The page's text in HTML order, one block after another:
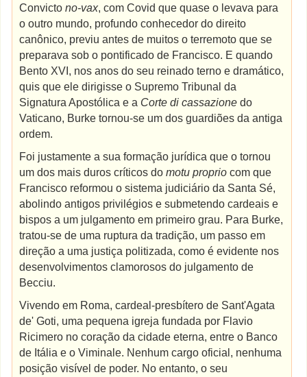
Convictono-vax, com Covid que quase o levava para
o outro mundo, profundo conhecedor do direito
canônico, previu antes de muitos o terremoto que se
preparava sob o pontificado de Francisco. E quando
Bento XVI, nos anos do seu reinado terno e dramático,
quis que ele dirigisse o Supremo Tribunal da
Signatura Apostólica e a Corte di cassazionedo
Vaticano, Burke tornou-se um dos guardiões da antiga
ordem.
Foi justamente a sua formação jurídica que o tornou
um dos mais duros críticos domotu proprio com que
Francisco reformou o sistema judiciário da Santa Sé,
abolindo antigos privilégios e submetendo cardeais e
bispos a um julgamento em primeiro grau. Para Burke,
tratou-se de uma ruptura da tradição, um passo em
direção a uma justiça politizada, como é evidente nos
desenvolvimentos clamorosos do julgamento de
Becciu.
Vivendo em Roma, cardeal-presbítero de Sant'Agata
de' Goti, uma pequena igreja fundada por Flavio
Ricimero no coração da cidade eterna, entre o Banco
de Itália e o Viminale. Nenhum cargo oficial, nenhuma
posição visível de poder. No entanto, o seu